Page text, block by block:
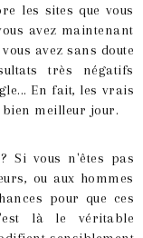
les sites que vous
avez maintenant
avez sans doute
très négatifs
En fait, les vrais
meilleur jour.
Si vous n'êtes pas
ou aux hommes
pour que ces
là le véritable